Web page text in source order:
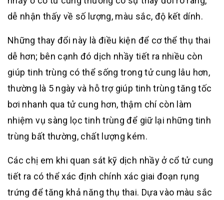
dễ nhận thấy về số lượng, màu sắc, độ kết dính.
Những thay đổi này là điều kiện để cơ thể thụ thai
dễ hơn; bên cạnh đó dịch nhầy tiết ra nhiều còn
giúp tinh trùng có thể sống trong tử cung lâu hơn,
thường là 5 ngày và hỗ trợ giúp tinh trùng tăng tốc
bơi nhanh qua tử cung hơn, thậm chí còn làm
nhiệm vụ sàng lọc tinh trùng để giữ lại những tinh
trùng bất thường, chất lượng kém.
Các chị em khi quan sát kỹ dịch nhầy ở cổ tử cung
tiết ra có thể xác định chính xác giai đoạn rụng
trứng để tăng khả năng thụ thai. Dựa vào màu sắc